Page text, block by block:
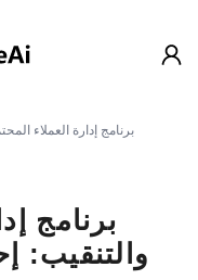
برنامج إدارة العملاء
برنامج
والتنقيب: